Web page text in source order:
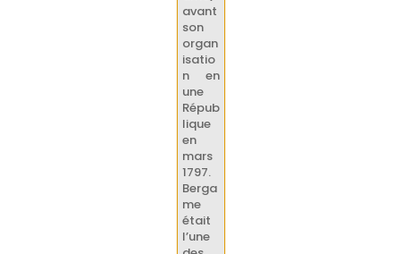
avant
son
organ
isatio
n en
une
Répub
lique
en
mars
1797.
Berga
me
était
l’une